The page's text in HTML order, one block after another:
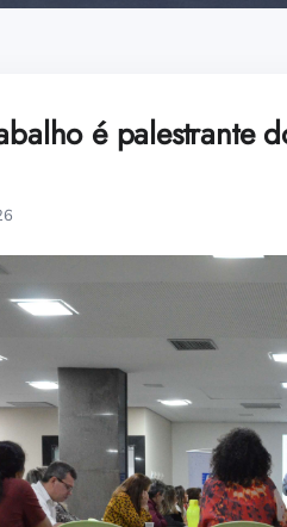
é palestrante